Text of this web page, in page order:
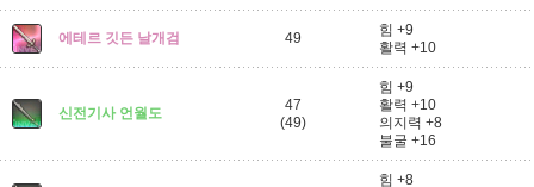
에테르 깃든 날개검 49
힘 +9
활력 +10
신전기사 언월도
47
(49)
힘 +9
활력 +10
의지력 +8
불굴 +16
힘 +8